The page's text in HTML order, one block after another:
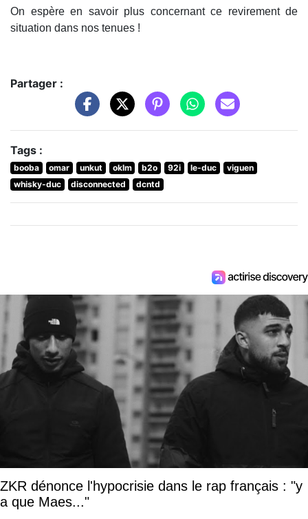
On espère en savoir plus concernant ce revirement de
situation dans nos tenues !
Partager :
Tags :
booba omar unkut oklm b2o 92i le-duc
viguen
whisky-duc
disconnected dcntd
ZKR dénonce l'hypocrisie dans le rap français : "y
a que Maes..."